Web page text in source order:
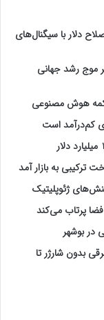
دلار پنجشنبه ۱۵ مرداد ۱۴۰۵ / اصلاح دلار با سیگنال‌های
موج رشد جهانی
هوش مصنوعی
کم‌درآمد است
به بازار آمد
ژئوپلیتیک
پرتاب می‌کند
در بوشهر
بدون شارژر تا